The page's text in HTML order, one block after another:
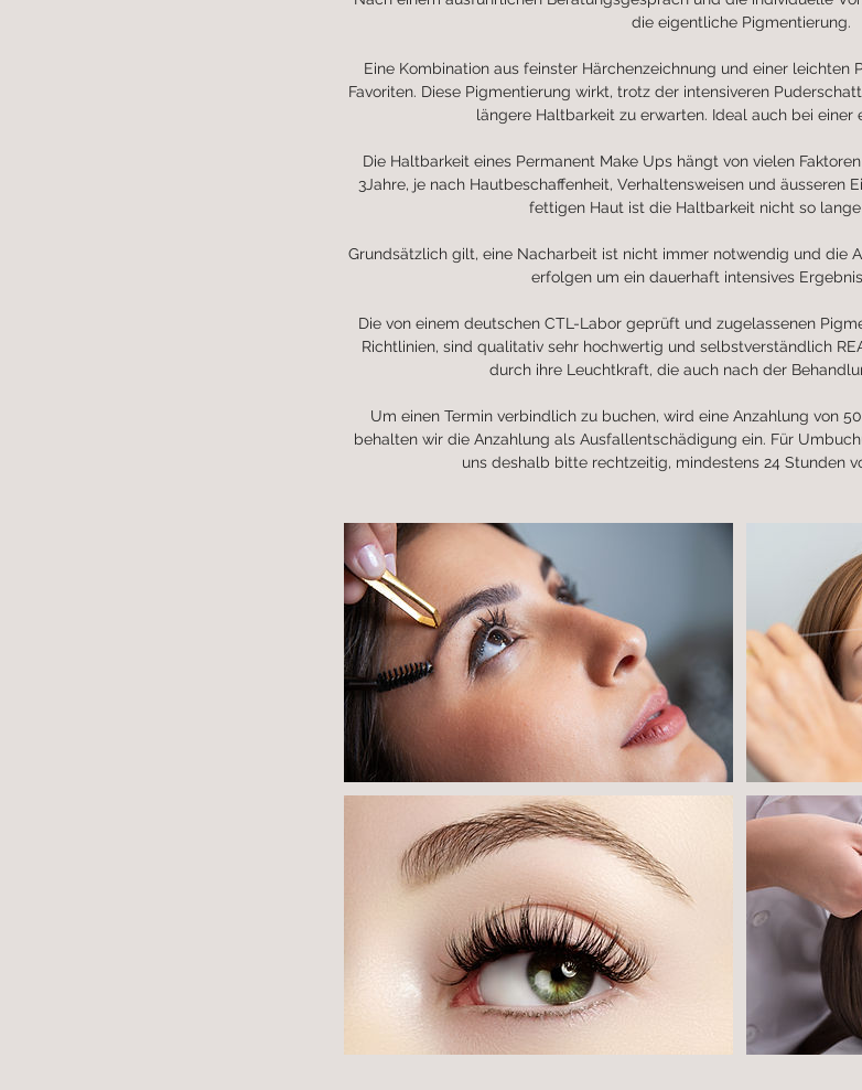
die eigentliche Pigmentierung.
Eine Kombination aus feinster Härchenzeichnung und einer leichten
Favoriten. Diese Pigmentierung wirkt, trotz der intensiveren
längere Haltbarkeit zu erwarten. Ideal auch bei einer
Die Haltbarkeit eines Permanent Make Ups hängt von vielen
3Jahre, je nach Hautbeschaffenheit, Verhaltensweisen und äusseren
fettigen Haut ist die Haltbarkeit nicht so
Grundsätzlich gilt, eine Nacharbeit ist nicht immer notwendig und die
erfolgen um ein dauerhaft intensives
Die von einem deutschen CTL-Labor geprüft und zugelassenen
Richtlinien, sind qualitativ sehr hochwertig und selbstverständlich
durch ihre Leuchtkraft, die auch nach der
Um einen Termin verbindlich zu buchen, wird eine Anzahlung von
behalten wir die Anzahlung als Ausfallentschädigung ein. Für
uns deshalb bitte rechtzeitig, mindestens 24 Stunden